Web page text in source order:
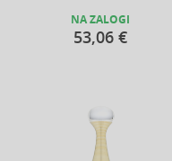
NA ZALOGI
53,06 €